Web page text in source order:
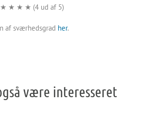
★ ★ ★ ★ (4 ud af 5)
af sværhedsgrad her.
være interesseret